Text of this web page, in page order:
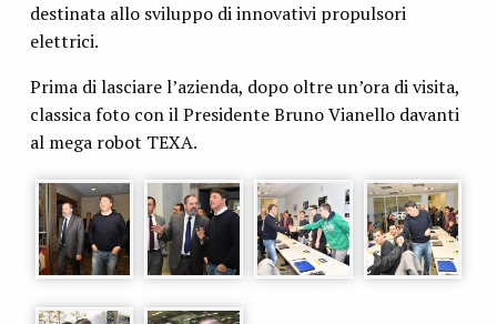
destinata allo sviluppo di innovativi propulsori
elettrici.
Prima di lasciare l’azienda, dopo oltre un’ora di visita,
classica foto con il Presidente Bruno Vianello davanti
al mega robot TEXA.